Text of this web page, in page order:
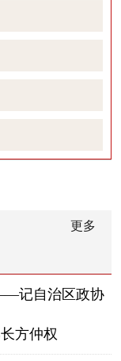
更多
记自治区政协
方仲权